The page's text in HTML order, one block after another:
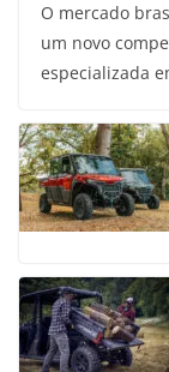
O mercado
um novo
especializada